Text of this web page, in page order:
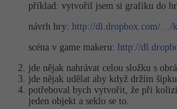
příklad: vytvořil jsem si grafiku do
návrh hry: http://dl.dropbox.com/…/
scéna v game makeru: http://
jde nějak nahrávat celou složku s
jde nějak udělat aby když držím
potřeboval bych vytvořit, že při
jeden objekt a seklo se to.